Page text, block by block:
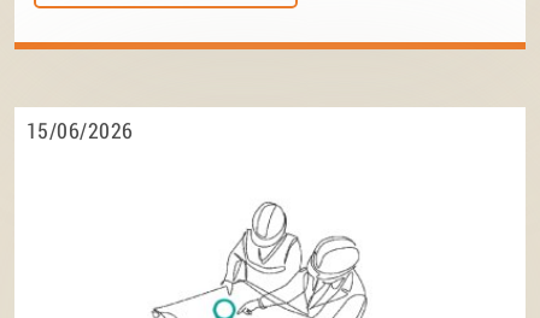
15/06/2026